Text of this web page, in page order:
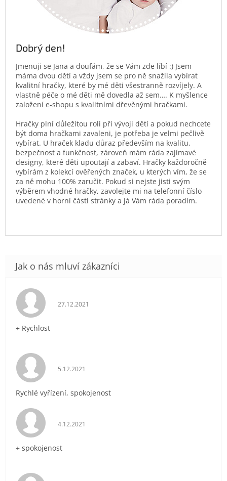
Dobrý den!
Jmenuji se Jana a doufám, že se Vám zde líbí :) Jsem
máma dvou dětí a vždy jsem se pro ně snažila vybírat
kvalitní hračky, které by mé děti všestranně rozvíjely. A
vlastně péče o mé děti mě dovedla až sem…. K myšlence
založení e-shopu s kvalitními dřevěnými hračkami.
Hračky plní důležitou roli při vývoji dětí a pokud nechcete
být doma hračkami zavaleni, je potřeba je velmi pečlivě
vybírat. U hraček kladu důraz především na kvalitu,
bezpečnost a funkčnost, zároveň mám ráda zajímavé
designy, které děti upoutají a zabaví. Hračky každoročně
vybírám z kolekcí ověřených značek, u kterých vím, že se
za ně mohu 100% zaručit. Pokud si nejste jisti svým
výběrem vhodné hračky, zavolejte mi na telefonní číslo
uvedené v horní části stránky a já Vám ráda poradím.
Hodnocení obchodu je 5 z 5 hvězdiček.
27.12.2021
+ Rychlost
Hodnocení obchodu je 5 z 5 hvězdiček.
5.12.2021
Rychlé vyřízení, spokojenost
Hodnocení obchodu je 5 z 5 hvězdiček.
4.12.2021
+ spokojenost